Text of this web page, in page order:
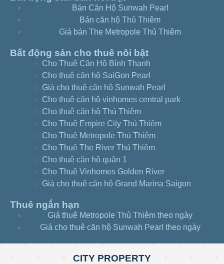
Bán Căn Hộ Sunwah Pearl
Bán căn hộ Thủ Thiêm
Giá bán The Metropole Thủ Thiêm
Bất động sản cho thuê nôi bật
Cho Thuê Căn Hộ Bình Thạnh
Cho thuê căn hộ SaiGon Pearl
Giá cho thuê căn hộ Sunwah Pearl
Cho thuê căn hộ vinhomes central park
Cho thuê căn hộ Thủ Thiêm
Cho Thuê Empire City Thủ Thiêm
Cho Thuê Metropole Thủ Thiêm
Cho Thuê The River Thủ Thiêm
Cho thuê căn hộ quận 1
Cho Thuê Vinhomes Golden River
Giá cho thuê căn hộ Grand Marina Saigon
Thuê ngắn hạn
Giá thuê Metropole Thủ Thiêm theo ngày
Giá cho thuê căn hộ Sunwah Pearl theo ngày
CITY PROPERTY